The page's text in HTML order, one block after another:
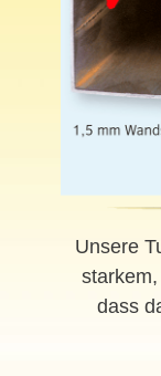
Unsere
dass